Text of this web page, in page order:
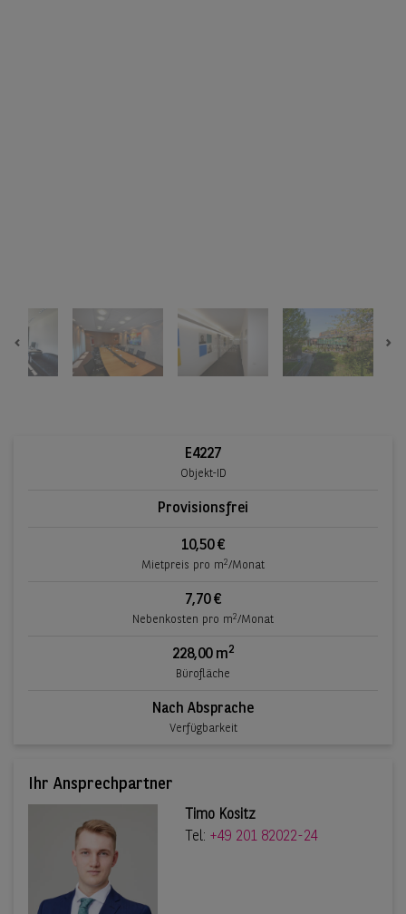
Previous
E4227
Objekt-ID
Provisionsfrei
10,50 €
Mietpreis pro m2/Monat
7,70 €
Nebenkosten pro m2/Monat
228,00 m2
Bürofläche
Nach Absprache
Verfügbarkeit
Ihr Ansprechpartner
Timo Kositz
Tel: +49 201 82022-24